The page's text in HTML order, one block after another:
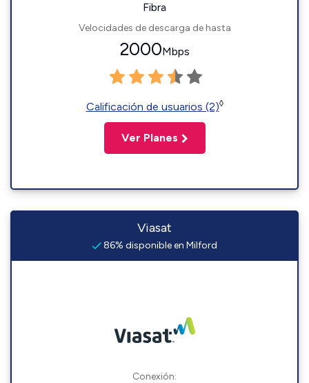
Fibra
Velocidades de descarga de hasta
2000Mbps
Calificación de usuarios (2)◊
Ver Planes
Viasat
86% disponible en Milford
Conexión: